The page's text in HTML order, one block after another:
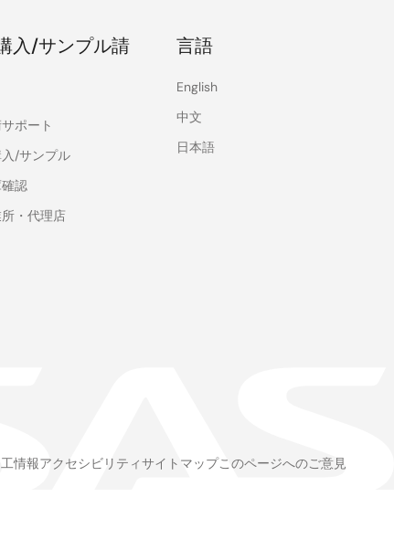
入/サンプル請
ポート
入/サンプル
認
・代理店
言語
English
中文
日本語
情報アクセシビリティサイトマップこのページへのご意見